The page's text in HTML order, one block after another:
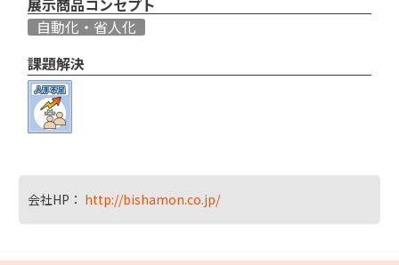
展示商品コンセプト
自動化・省人化
課題解決
会社HP： http://bishamon.co.jp/